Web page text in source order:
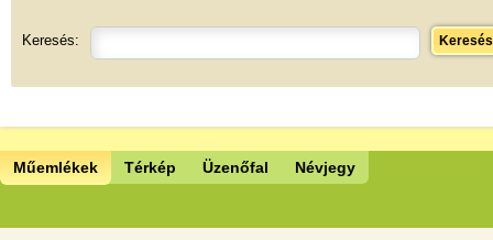
Keresés: Keresés
Műemlékek Térkép Üzenőfal Névjegy